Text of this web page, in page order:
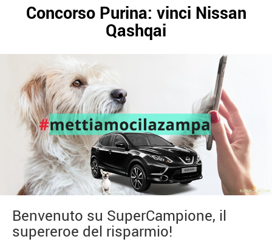
Concorso Purina: vinci Nissan
Qashqai
Benvenuto su SuperCampione, il
supereroe del risparmio!